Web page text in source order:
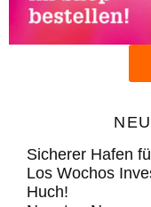
Sicherer Hafen
Los Wochos
Huch!